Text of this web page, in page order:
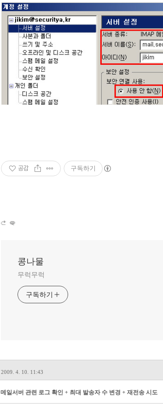
공감 구독하기
콩나물
무럭무럭
구독하기
2009. 4. 10. 11:43
메일서버 관련 로그 확인 + 최대 발송자 수 변경 + 재전송 시도